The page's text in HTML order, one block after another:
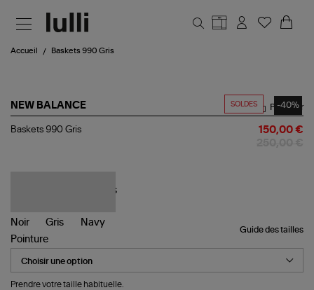
Accueil Baskets 990 Gris
SOLDES -40%
NEW BALANCE
Baskets
Partager
Baskets 990 Gris 150,00 €
Guide des tailles
Pointure
Prendre votre taille habituelle.